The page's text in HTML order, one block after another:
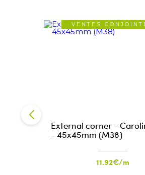
VENTES
External corner -
- 45x45mm (M38)
11.92€/m